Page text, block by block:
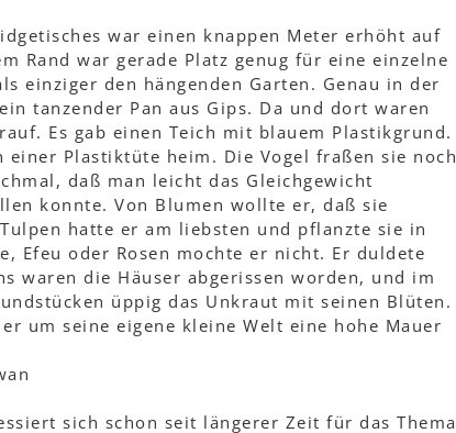
war einen knappen Meter erhöht auf
Rand war gerade Platz genug für eine einzelne
einziger den hängenden Garten. Genau in der
tanzender Pan aus Gips. Da und dort waren
Es gab einen Teich mit blauem Plastikgrund.
Plastiktüte heim. Die Vogel fraßen sie noch
daß man leicht das Gleichgewicht
konnte. Von Blumen wollte er, daß sie
hatte er am liebsten und pflanzte sie in
Efeu oder Rosen mochte er nicht. Er duldete
waren die Häuser abgerissen worden, und im
üppig das Unkraut mit seinen Blüten.
um seine eigene kleine Welt eine hohe Mauer
sich schon seit längerer Zeit für das Thema